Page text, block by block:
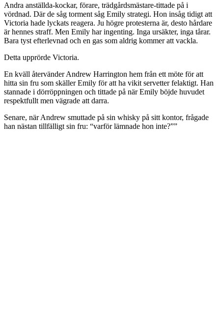
Andra anställda-kockar, förare, trädgårdsmästare-tittade på i
vördnad. Där de såg torment såg Emily strategi. Hon insåg tidigt att
Victoria hade lyckats reagera. Ju högre protesterna är, desto hårdare
är hennes straff. Men Emily har ingenting. Inga ursäkter, inga tårar.
Bara tyst efterlevnad och en gas som aldrig kommer att vackla.
Detta upprörde Victoria.
En kväll återvänder Andrew Harrington hem från ett möte för att
hitta sin fru som skäller Emily för att ha vikit servetter felaktigt. Han
stannade i dörröppningen och tittade på när Emily böjde huvudet
respektfullt men vägrade att darra.
Senare, när Andrew smuttade på sin whisky på sitt kontor, frågade
han nästan tillfälligt sin fru: “varför lämnade hon inte?””